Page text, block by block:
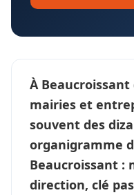
À Beaucroissant
mairies et
souvent des
organigramme
Beaucroissant :
direction, clé